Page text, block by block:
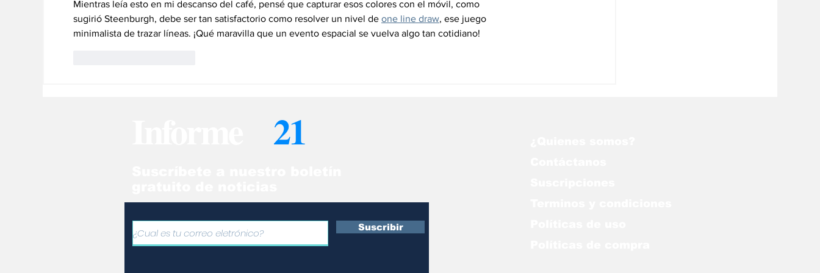
Mientras leía esto en mi descanso del café, pensé que capturar esos colores con el móvil, como
sugirió Steenburgh, debe ser tan satisfactorio como resolver un nivel de one line draw, ese juego
minimalista de trazar líneas. ¡Qué maravilla que un evento espacial se vuelva algo tan cotidiano!
21
Suscribir